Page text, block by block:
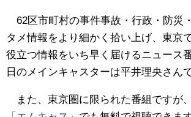
62区市町村の事件事故・行政・防災
タメ情報をより細かく拾い上げ、東京
役立つ情報をいち早く届けるニュース
日のメインキャスターは平井理央さんで
また、東京圏に限られた番組ですが